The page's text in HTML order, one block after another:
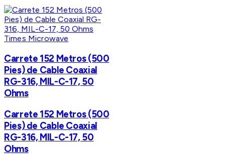
Times Microwave
Carrete 152 Metros (500
Pies) de Cable Coaxial
RG-316, MIL-C-17, 50
Ohms
Carrete 152 Metros (500
Pies) de Cable Coaxial
RG-316, MIL-C-17, 50
Ohms